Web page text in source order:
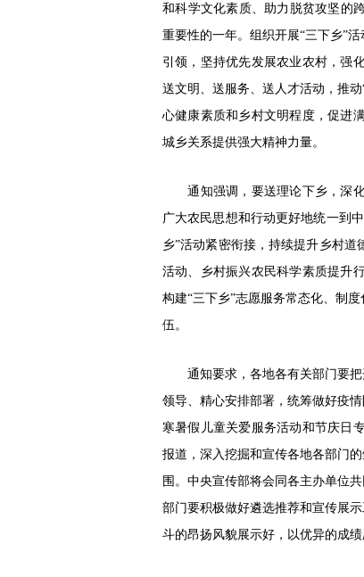
和科学文化素质、助力脱贫攻坚的
重要性的一年。组织开展“三下乡”
引领，坚持优先发展农业农村，强
送文明、送服务、送人才活动，推
心健康素质和乡村文明程度，促进
城乡关系提供强大精神力量。
通知强调，要送理论下乡，深化
广大农民思想和行动更好地统一到
乡”活动紧密衔接，持续提升乡村
活动、乡村振兴农民科学素质提升
构建“三下乡”志愿服务常态化、制
伍。
通知要求，各地各有关部门要把
领导、精心安排部署，统筹做好疫
寒暑假儿童关爱服务活动和节庆日
报道，深入挖掘和宣传各地各部门
围。中央宣传部将会同各主办单位
部门要积极做好遴选推荐和宣传展
斗的昂扬风貌展示好，以优异的成绩